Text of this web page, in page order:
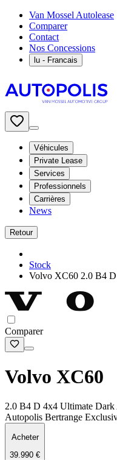
Van Mossel Autolease
Comparer
Contact
Nos Concessions
lu - Francais
Véhicules
Private Lease
Services
Professionnels
Carrières
News
Retour
Stock
Volvo XC60 2.0 B4
Comparer
Volvo XC60
2.0 B4 D 4x4 Ultimate Dark
Autopolis Bertrange
Acheter
39.990 €